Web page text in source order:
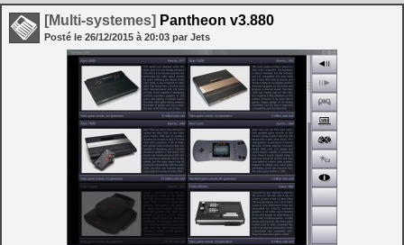
[Multi-systemes] Pantheon v3.880
Posté le 26/12/2015 à 20:03 par Jets